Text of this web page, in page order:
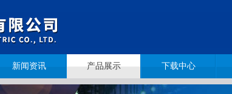
新闻资讯 产品展示 下载中心